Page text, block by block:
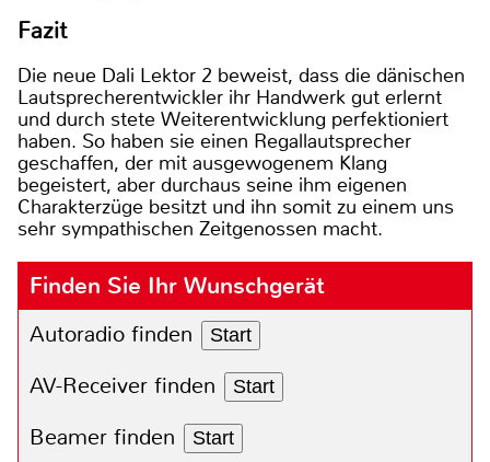
Fazit
Die neue Dali Lektor 2 beweist, dass die dänischen
Lautsprecherentwickler ihr Handwerk gut erlernt
und durch stete Weiterentwicklung perfektioniert
haben. So haben sie einen Regallautsprecher
geschaffen, der mit ausgewogenem Klang
begeistert, aber durchaus seine ihm eigenen
Charakterzüge besitzt und ihn somit zu einem uns
sehr sympathischen Zeitgenossen macht.
Finden Sie Ihr Wunschgerät
Autoradio finden Start
AV-Receiver finden Start
Beamer finden Start